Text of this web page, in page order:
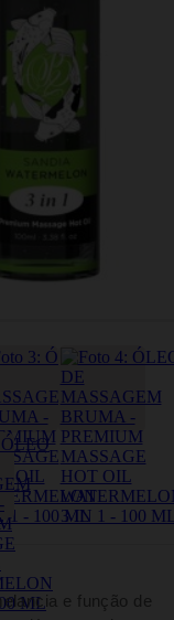
e função de